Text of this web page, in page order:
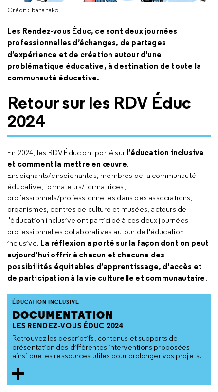
Crédit : bananako
Les Rendez-vous Éduc, ce sont deux journées
professionnelles d’échanges, de partages
d’expérience et de création autour d'une
problématique éducative, à destination de toute la
communauté éducative.
Retour sur les RDV Éduc
2024
En 2024, les RDV Éduc ont porté sur l’éducation inclusive
et comment la mettre en œuvre.
Enseignants/enseignantes, membres de la communauté
éducative, formateurs/formatrices,
professionnels/professionnelles dans des associations,
organismes, centres de culture et musées, acteurs de
l'éducation inclusive ont participé à ces deux journées
professionnelles collaboratives autour de l'éducation
inclusive. La réflexion a porté sur la façon dont on peut
aujourd’hui offrir à chacun et chacune des
possibilités équitables d’apprentissage, d'accès et
de participation à la vie culturelle et communautaire.
DOCUMENTATION
LES RENDEZ-VOUS ÉDUC 2024
ÉDUCATION INCLUSIVE
Retrouvez les descriptifs, contenus et supports de
présentation des différentes interventions proposées
ainsi que les ressources utiles pour prolonger vos projets.